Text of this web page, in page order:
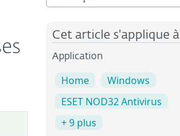
Cet article s'applique à
Application
Home
Windows
ESET NOD32 Antivirus
+ 9 plus